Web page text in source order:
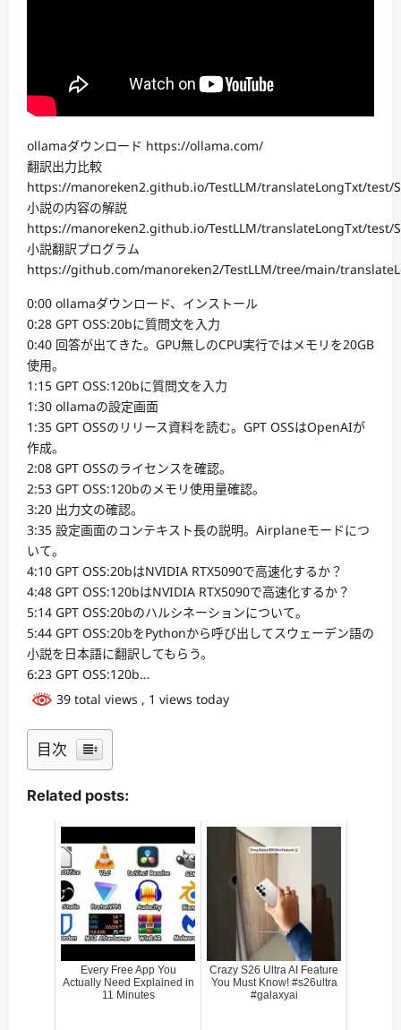
ollamaダウンロード https://ollama.com/
翻訳出力比較
https://manoreken2.github.io/TestLLM/translateLongTxt/
小説の内容の解説
https://manoreken2.github.io/TestLLM/translateLongTxt/test/
小説翻訳プログラム
https://github.com/manoreken2/TestLLM/tree/main/
0:00 ollamaダウンロード、インストール
0:28 GPT OSS:20bに質問文を入力
0:40 回答が出てきた。GPU無しのCPU実行ではメモリを20GB
使用。
1:15 GPT OSS:120bに質問文を入力
1:30 ollamaの設定画面
1:35 GPT OSSのリリース資料を読む。GPT OSSはOpenAIが
作成。
2:08 GPT OSSのライセンスを確認。
2:53 GPT OSS:120bのメモリ使用量確認。
3:20 出力文の確認。
3:35 設定画面のコンテキスト長の説明。Airplaneモードにつ
いて。
4:10 GPT OSS:20bはNVIDIA RTX5090で高速化するか？
4:48 GPT OSS:120bはNVIDIA RTX5090で高速化するか？
5:14 GPT OSS:20bのハルシネーションについて。
5:44 GPT OSS:20bをPythonから呼び出してスウェーデン語の
小説を日本語に翻訳してもらう。
6:23 GPT OSS:120b…
39 total views , 1 views today
目次
Related posts:
Every Free App You
Actually Need Explained in
11 Minutes
Crazy S26 Ultra AI Feature
You Must Know! #s26ultra
#galaxyai